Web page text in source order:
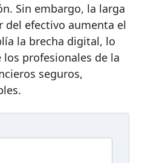
Sin embargo, la larga
del efectivo aumenta el
la brecha digital, lo
profesionales de la
seguros,